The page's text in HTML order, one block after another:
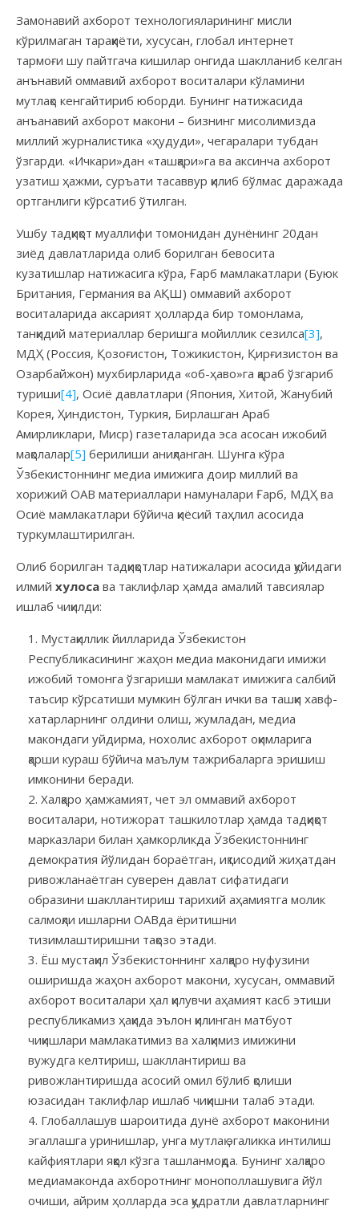
Замонавий ахборот технология­ларининг мисли
кўрилмаган тараққиёти, хусусан, глобал интернет
тармоғи шу пайтгача кишилар онгида шаклланиб келган
анънавий оммавий ахборот воситалари кўламини
мутлақо кенгайтириб юборди. Бунинг натижа­сида
анъанавий ахборот макони – бизнинг мисолимизда
миллий журналистика «ҳудуди», чегаралари тубдан
ўзгарди. «Ичкари»дан «ташқари»га ва аксинча ахборот
узатиш ҳажми, суръати тасаввур қилиб бўлмас даражада
ортганлиги кўрсатиб ўтилган.
Ушбу тадқиқот муаллифи томонидан дунёнинг 20дан
зиёд давлатларида олиб борилган бевосита
кузатишлар натижасига кўра, Ғарб мамлакатлари (Буюк
Британия, Германия ва АҚШ) оммавий ахборот
воситаларида аксарият ҳолларда бир томонлама,
танқидий материаллар беришга мойиллик сезилса[3],
МДҲ (Россия, Қозоғистон, Тожикистон, Қирғизистон ва
Озарбайжон) мухбирларида «об-ҳаво»га қараб ўзгариб
туриши[4], Осиё давлатлари (Япония, Хитой, Жанубий
Корея, Ҳиндистон, Туркия, Бирлашган Араб
Амирликлари, Миср) газеталарида эса асосан ижобий
мақолалар[5] берилиши аниқланган. Шунга кўра
Ўзбекистоннинг медиа имижига доир миллий ва
хорижий ОАВ материаллари намуналари Ғарб, МДҲ ва
Осиё мамлакатлари бўйича қиёсий таҳлил асосида
туркумлаштирилган.
Олиб борилган тадқиқотлар натижалари асосида қуйидаги
илмий хулоса ва таклифлар ҳамда амалий тавсиялар
ишлаб чиқилди:
Мустақиллик йилларида Ўзбекистон
Республикасининг жаҳон медиа маконидаги имижи
ижобий томонга ўзгариши мамлакат имижига салбий
таъсир кўрсатиши мумкин бўлган ички ва ташқи хавф-
хатарларнинг олдини олиш, жумладан, медиа
макондаги уйдирма, нохолис ахборот оқимларига
қарши кураш бўйича маълум тажрибаларга эришиш
имконини беради.
Халқаро ҳамжамият, чет эл оммавий ахборот
воситалари, нотижорат ташкилотлар ҳамда тадқиқот
марказлари билан ҳамкорликда Ўзбекистоннинг
демократия йўлидан бораётган, иқтисодий жиҳатдан
ривожланаётган суверен давлат сифатидаги
образини шакллантириш тарихий аҳамиятга молик
салмоқли ишларни ОАВда ёритишни
тизимлаштиришни тақозо этади.
Ёш мустақил Ўзбекистоннинг халқаро нуфузини
оширишда жаҳон ахборот макони, хусусан, оммавий
ахборот воситалари ҳал қилувчи аҳамият касб этиши
республикамиз ҳақида эълон қилинган матбуот
чиқишлари мамлакатимиз ва халқимиз имижини
вужудга келтириш, шакллантириш ва
ривожлантиришда асосий омил бўлиб қолиши
юзасидан таклифлар ишлаб чиқишни талаб этади.
Глобаллашув шароитида дунё ахборот маконини
эгаллашга уринишлар, унга мутлақ эгаликка интилиш
кайфиятлари яққол кўзга ташланмоқда. Бунинг халқаро
медиамаконда ахборотнинг монополлашувига йўл
очиши, айрим ҳолларда эса қудратли давлатларнинг